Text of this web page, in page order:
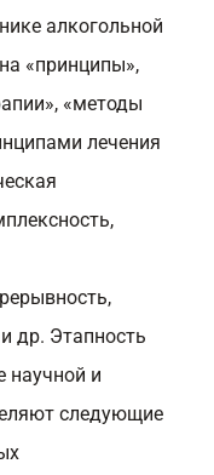
алкогольной
«принципы»,
«методы
лечения
др. Этапность
научной и
следующие